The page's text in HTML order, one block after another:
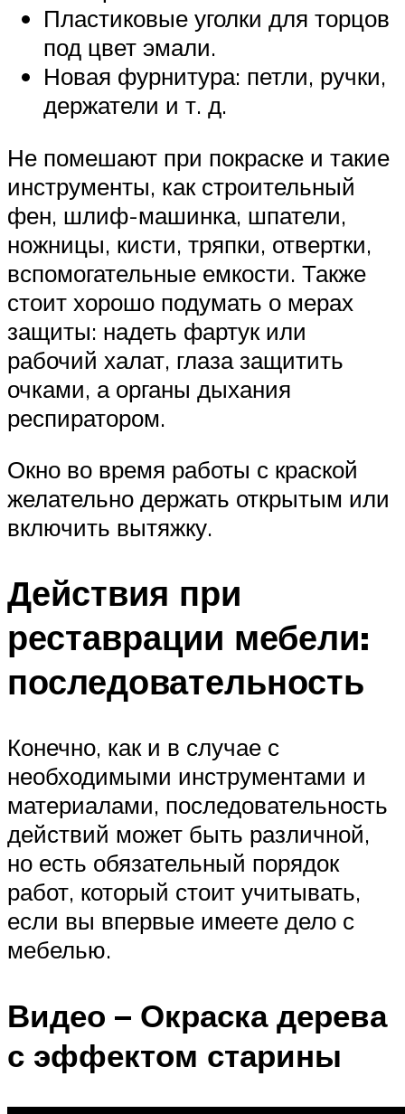
Пластиковые уголки для торцов
под цвет эмали.
Новая фурнитура: петли, ручки,
держатели и т. д.
Не помешают при покраске и такие
инструменты, как строительный
фен, шлиф-машинка, шпатели,
ножницы, кисти, тряпки, отвертки,
вспомогательные емкости. Также
стоит хорошо подумать о мерах
защиты: надеть фартук или
рабочий халат, глаза защитить
очками, а органы дыхания
респиратором.
Окно во время работы с краской
желательно держать открытым или
включить вытяжку.
Действия при
реставрации мебели:
последовательность
Конечно, как и в случае с
необходимыми инструментами и
материалами, последовательность
действий может быть различной,
но есть обязательный порядок
работ, который стоит учитывать,
если вы впервые имеете дело с
мебелью.
Видео – Окраска дерева
с эффектом старины